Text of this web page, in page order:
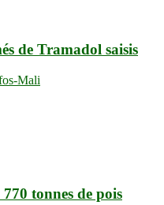
de Tramadol saisis
Mali
tonnes de pois